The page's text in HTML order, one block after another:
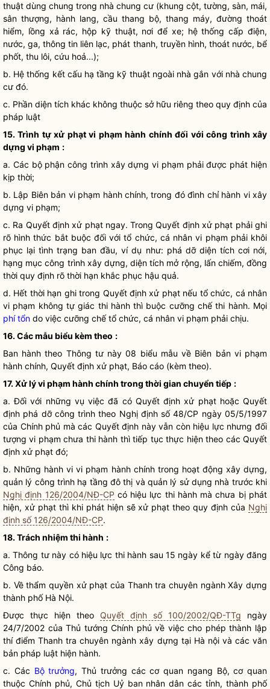
thuật dùng chung trong nhà chung cư (khung cột, tường, sàn, mái,
sân thượng, hành lang, cầu thang bộ, thang máy, đường thoát
hiểm, lồng xả rác, hộp kỹ thuật, nơi để xe; hệ thống cấp điện,
nước, ga, thông tin liên lạc, phát thanh, truyền hình, thoát nước, bể
phốt, thu lôi, cứu hoả...);
b. Hệ thống kết cấu hạ tầng kỹ thuật ngoài nhà gắn với nhà chung
cư đó.
c. Phần diện tích khác không thuộc sở hữu riêng theo quy định của
pháp luật
15. Trình tự xử phạt vi phạm hành chính đối với công trình xây
dựng vi phạm :
a. Các bộ phận công trình xây dựng vi phạm phải được phát hiện
kịp thời;
b. Lập Biên bản vi phạm hành chính, trong đó đình chỉ hành vi xây
dựng vi phạm;
c. Ra Quyết định xử phạt ngay. Trong Quyết định xử phạt phải ghi
rõ hình thức bắt buộc đối với tổ chức, cá nhân vi phạm phải khôi
phục lại tình trạng ban đầu, ví dụ như: phá dỡ diện tích cơi nới,
hạng mục công trình xây dựng, diện tích mở rộng, lấn chiếm, đồng
thời quy định rõ thời hạn khắc phục hậu quả.
d. Hết thời hạn ghi trong Quyết định xử phạt nếu tổ chức, cá nhân
vi phạm không tự giác thi hành thì buộc cưỡng chếthi hành. Mọi
phí tổn do việc cưỡng chếtổ chức, cá nhân vi phạm phải chịu.
16. Các mẫu biểu kèm theo :
Ban hành theo Thông tư này 08 biểu mẫu về Biên bản vi phạm
hành chính, Quyết định xử phạt, Báo cáo (kèm theo).
17. Xử lý vi phạm hành chính trong thời gian chuyển tiếp :
a. Đối với những vụ việc đã có Quyết định xử phạt hoặc Quyết
định phá dỡ công trình theo Nghị định số 48/CP ngày 05/5/1997
của Chính phủ mà các Quyết định này vẫn còn hiệu lực nhưng đối
tượng vi phạm chưa thi hành thì tiếp tục thực hiện theo các Quyết
định xử phạt đó;
b. Những hành vi vi phạm hành chính trong hoạt động xây dựng,
quản lý công trình hạ tầng đô thị và quản lý sử dụng nhà trước khi
Nghị định 126/2004/NĐ-CP có hiệu lực thi hành mà chưa bị phát
hiện, xử phạt thì khi phát hiện sẽ xử phạt theo quy định của Nghị
định số 126/2004/NĐ-CP.
18. Trách nhiệm thi hành :
a. Thông tư này có hiệu lực thi hành sau 15 ngày kể từ ngày đăng
Công báo.
b. Về thẩm quyền xử phạt của Thanh tra chuyên ngành Xây dựng
thành phố Hà Nội.
Được thực hiện theo Quyết định số 100/2002/QĐ-TTg ngày
24/7/2002 của Thủ tướng Chính phủ về việc cho phép thành lập
thí điểm Thanh tra chuyên ngành xây dựng tại Hà nội và các văn
bản pháp luật hiện hành.
c. Các Bộ trưởng, Thủ trưởng các cơ quan ngang Bộ, cơ quan
thuộc Chính phủ, Chủ tịch Uỷ ban nhân dân các tỉnh, thành phố